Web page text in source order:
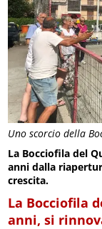
Uno scorcio della
La Bocciofila del
anni dalla
crescita.
La Bocciofila
anni, si